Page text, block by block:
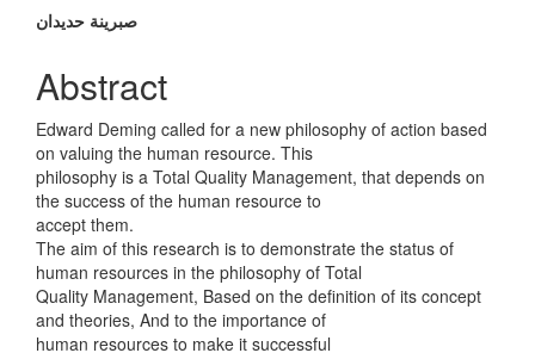
Main
Article
Content
صبرینة حدیدان
Abstract
Edward Deming called for a new philosophy of action based
on valuing the human resource. This
philosophy is a Total Quality Management, that depends on
the success of the human resource to
accept them.
The aim of this research is to demonstrate the status of
human resources in the philosophy of Total
Quality Management, Based on the definition of its concept
and theories, And to the importance of
human resources to make it successful